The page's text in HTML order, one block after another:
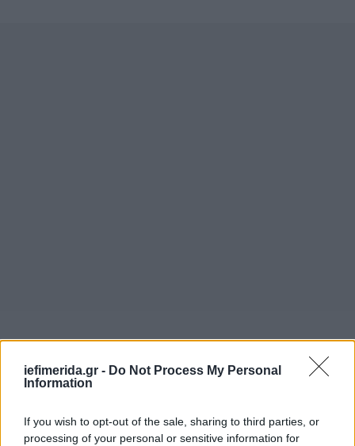
iefimerida.gr - Do Not Process My Personal
Information
If you wish to opt-out of the sale, sharing to third parties, or
processing of your personal or sensitive information for